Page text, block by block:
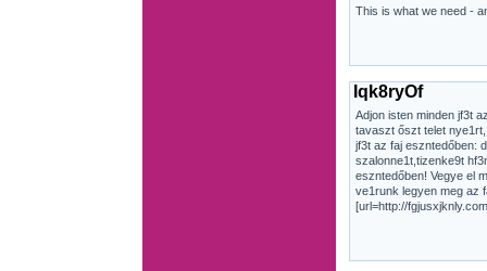
This is what we need -
Iqk8ryOf
Adjon isten minden jf3t
tavaszt őszt telet
jf3t az faj eszntedőben:
szalonne1t,tizenke9t
eszntedőben! Vegye el
ve1runk legyen meg az
[url=http://